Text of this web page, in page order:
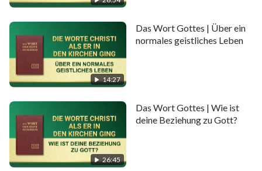
14:27
Das Wort Gottes | Über ein
normales geistliches Leben
26:45
Das Wort Gottes | Wie ist
deine Beziehung zu Gott?